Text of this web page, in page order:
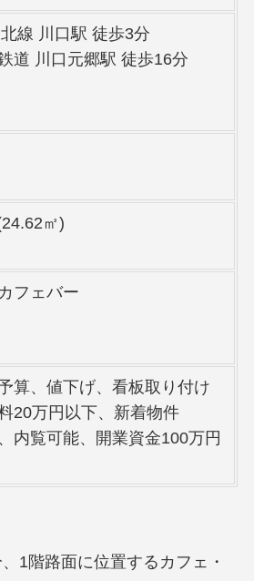
線 川口駅 徒歩3分
道 川口元郷駅 徒歩16分
㎡)
フェバー
算、値下げ、看板取り付け
20万円以下、新着物件
内覧可能、開業資金100万円
1階路面に位置するカフェ・